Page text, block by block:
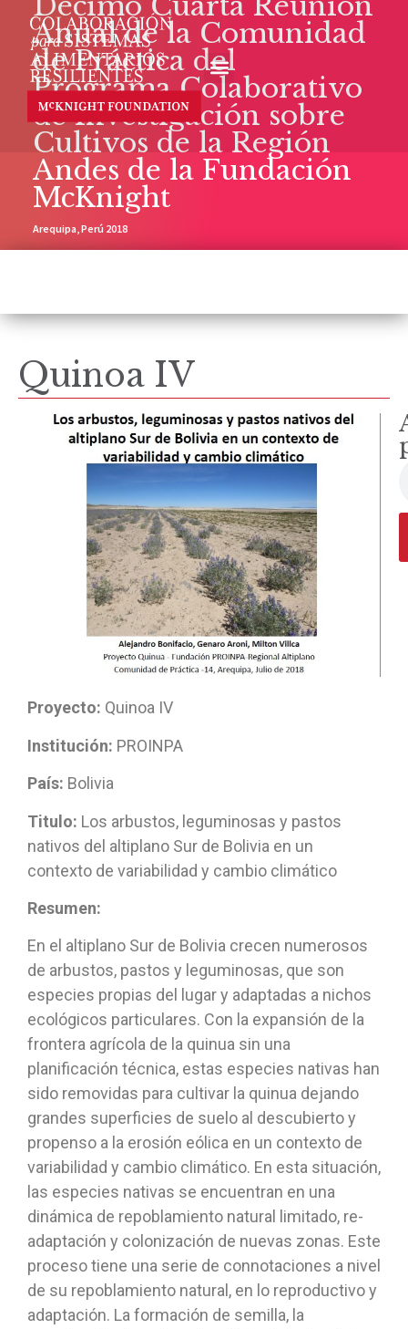
Anual de la Comunidad
de Práctica del
Programa Colaborativo
de Investigación sobre
Cultivos de la Región
Andes de la Fundación
McKnight
Arequipa, Perú 2018
Quinoa IV
Proyecto: Quinoa IV
Institución: PROINPA
País: Bolivia
Titulo: Los arbustos, leguminosas y pastos
nativos del altiplano Sur de Bolivia en un
contexto de variabilidad y cambio climático
Resumen:
En el altiplano Sur de Bolivia crecen numerosos
de arbustos, pastos y leguminosas, que son
especies propias del lugar y adaptadas a nichos
ecológicos particulares. Con la expansión de la
frontera agrícola de la quinua sin una
planificación técnica, estas especies nativas han
sido removidas para cultivar la quinua dejando
grandes superficies de suelo al descubierto y
propenso a la erosión eólica en un contexto de
variabilidad y cambio climático. En esta situación,
las especies nativas se encuentran en una
dinámica de repoblamiento natural limitado, re-
adaptación y colonización de nuevas zonas. Este
proceso tiene una serie de connotaciones a nivel
de su repoblamiento natural, en lo reproductivo y
adaptación. La formación de semilla, la